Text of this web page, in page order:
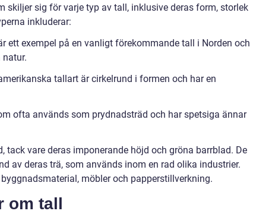
skiljer sig för varje typ av tall, inklusive deras form, storlek
inkluderar:
ett exempel på en vanligt förekommande tall i Norden och
tallart är cirkelrund i formen och har en
ofta används som prydnadsträd och har spetsiga ännar
vare deras imponerande höjd och gröna barrblad. De
av deras trä, som används inom en rad olika industrier.
möbler och papperstillverkning.
tall